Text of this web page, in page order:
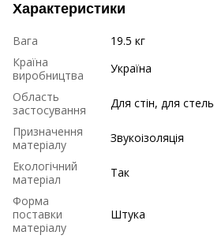
Характеристики
Вага
19.5 кг
Країна
виробництва
Україна
Область
застосування
Для стін, для стель
Призначення
матеріалу
Звукоізоляція
Екологічний
матеріал
Так
Форма
поставки
матеріалу
Штука